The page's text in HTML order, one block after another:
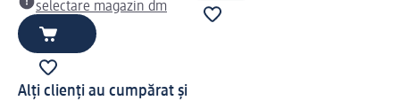
selectare magazin dm
Alți clienți au cumpărat și